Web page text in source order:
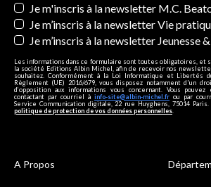
Je m'inscris à la newsletter M.C.
Je m’inscris à la newsletter Vie
Je m’inscris à la newsletter Jeunesse
Les informations dans ce formulaire sont toutes obligatoires,
la société Editions Albin Michel, afin de recevoir nos
souhaitez. Conformément à la Loi Informatique et Libertés
Règlement (UE) 2016/679, vous disposez notamment d'un
d’opposition aux informations vous concernant. Vous
contactant par courriel à info-site@albin-michel.fr ou par
Service Communication digitale, 22 rue Huyghens, 75014 Paris.
politique de protection de vos données personnelles
A Propos